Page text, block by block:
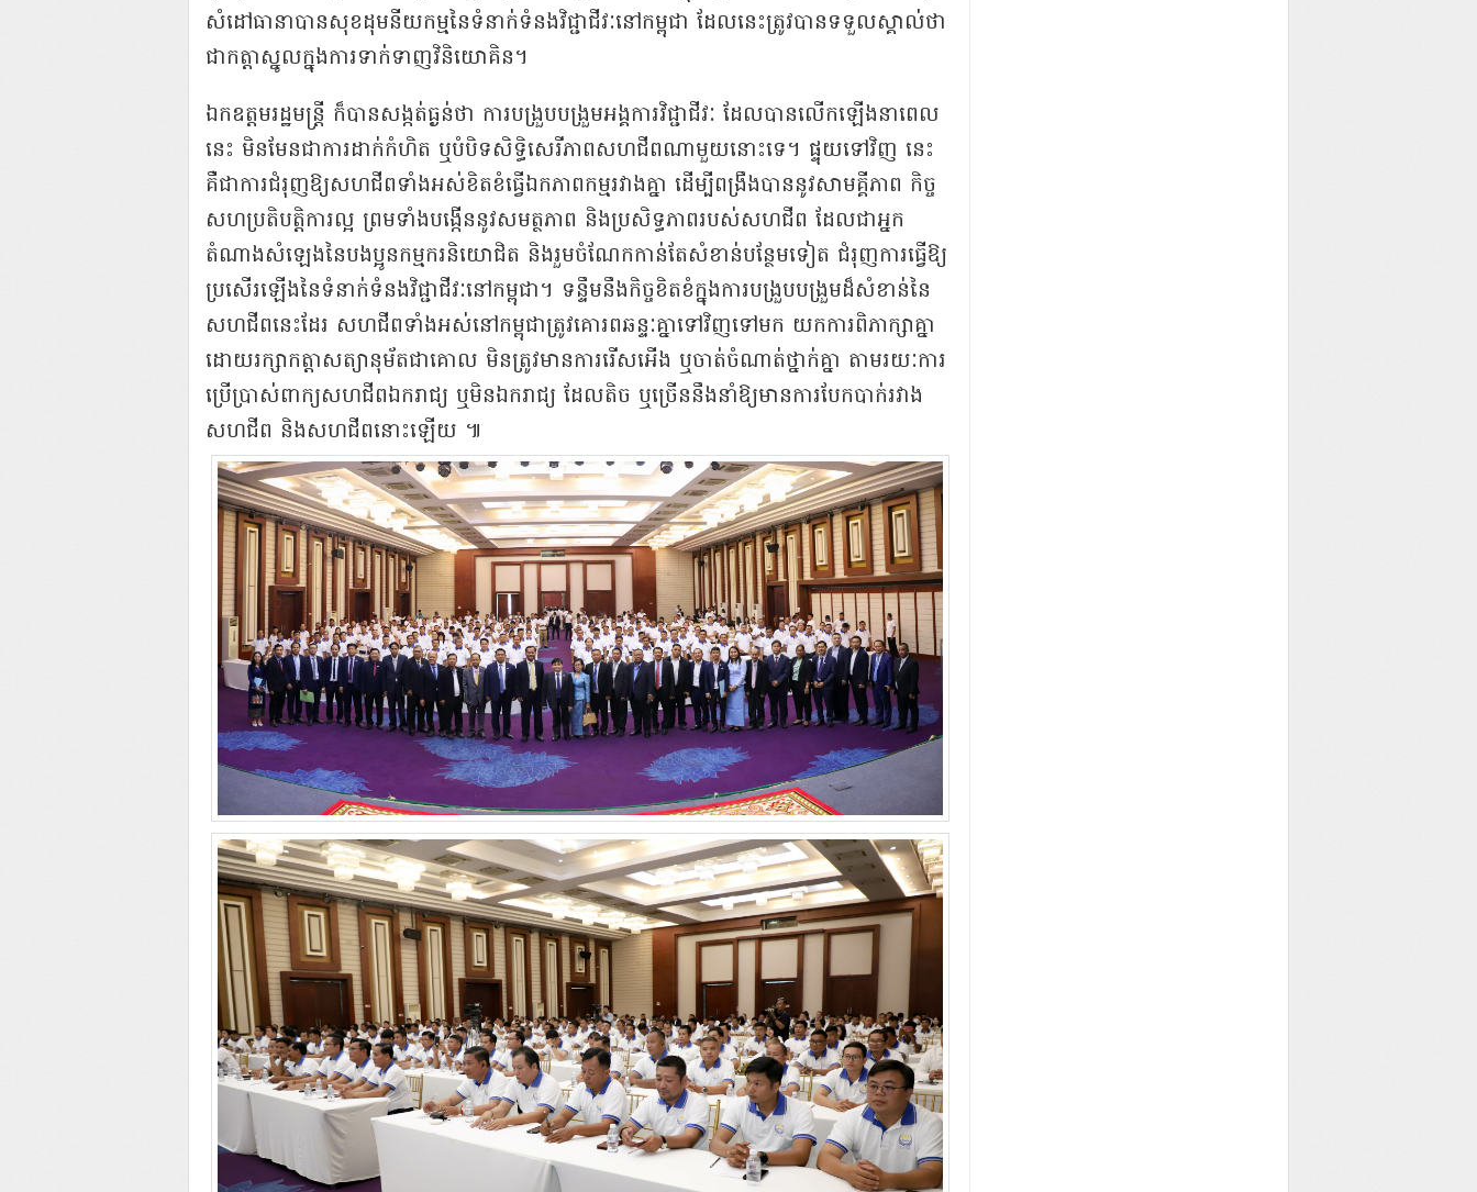
សំដៅ​ធានា​បាន​សុខដុម​នី​យ​កម្ម​នៃ​ទំនាក់ទំនង​វិជ្ជាជីវៈ​នៅ​កម្ពុជា ដែល​នេះ​ត្រូវ​បាន​ទទួលស្គាល់​ថា​
ជា​កត្តា​ស្នូល​ក្នុង​ការ​ទាក់ទាញ​វិនិយោគិន​។
ឯកឧត្តម​រដ្ឋមន្ត្រី ក៏​បាន​សង្កត់ធ្ងន់​ថា ការ​បង្រួបបង្រួម​អង្គការ​វិជ្ជាជីវៈ ដែល​បាន​លើក​ឡើង​នា​ពេល​
នេះ មិនមែន​ជា​ការ​ដាក់​កំហិត ឬ​បំបិទ​សិទ្ធិ​សេរីភាព​សហជីព​ណាមួយ​នោះ​ទេ​។ ផ្ទុយ​ទៅ​វិញ នេះ​
គឺជា​ការ​ជំរុញ​ឱ្យ​សហជីព​ទាំងអស់​ខិតខំ​ធ្វើ​ឯកភាព​កម្ម​រវាង​គ្នា ដើម្បី​ពង្រឹង​បាន​នូវ​សាមគ្គីភាព កិច្ច​
សហប្រតិបត្តិការ​ល្អ ព្រមទាំង​បង្កើន​នូវ​សមត្ថភាព និង​ប្រសិទ្ធភាព​របស់​សហជីព ដែល​ជា​អ្នក
តំណាង​សំឡេង​នៃ​បងប្អូន​កម្មករនិយោជិត និង​រួមចំណែក​កាន់តែ​សំខាន់​បន្ថែម​ទៀត ជំរុញ​ការ​ធ្វើ​ឱ្យ​
ប្រសើរ​ឡើង​នៃ​ទំនាក់ទំនង​វិជ្ជាជីវៈ​នៅ​កម្ពុជា​។ ទន្ទឹម​នឹង​កិច្ច​ខិតខំ​ក្នុង​ការ​បង្រួបបង្រួម​ដ៏​សំខាន់​នៃ​
សហជីព​នេះ​ដែរ សហជីព​ទាំងអស់​នៅ​កម្ពុជា​ត្រូវ​គោរព​ឆន្ទៈ​គ្នា​ទៅ​វិញ​ទៅ​មក យក​ការ​ពិភាក្សា​គ្នា​
ដោយ​រក្សា​កត្តា​សត្យា​នុ​ម័ត​ជា​គោល មិន​ត្រូវ​មានការ​រើសអើង ឬ​ចាត់​ចំណាត់ថ្នាក់​គ្នា តាម​រយៈ​ការ​
ប្រើប្រាស់​ពាក្យ​សហជីព​ឯករាជ្យ ឬ​មិន​ឯករាជ្យ ដែល​តិច ឬ​ច្រើន​នឹង​នាំ​ឱ្យ​មានការ​បែកបាក់​រវាង​
សហជីព និង​សហជីព​នោះ​ឡើយ ​៕